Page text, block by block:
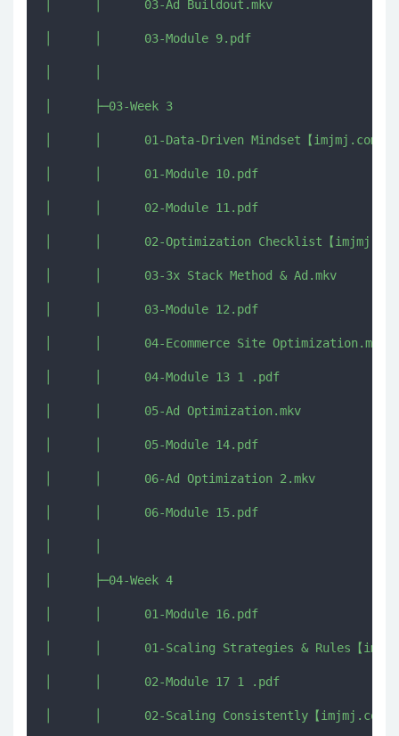
│      │      03-Ad Buildout.mkv
│      │      03-Module 9.pdf
│      ├─03-Week 3
│      │      01-Data-Driven Mindset【imjmj.com】
│      │      01-Module 10.pdf
│      │      02-Module 11.pdf
│      │      02-Optimization Checklist【imjmj.com
│      │      03-3x Stack Method & Ad.mkv
│      │      03-Module 12.pdf
│      │      04-Ecommerce Site Optimization.mkv
│      │      04-Module 13 1 .pdf
│      │      05-Ad Optimization.mkv
│      │      05-Module 14.pdf
│      │      06-Ad Optimization 2.mkv
│      │      06-Module 15.pdf
│      ├─04-Week 4
│      │      01-Module 16.pdf
│      │      01-Scaling Strategies & Rules【
│      │      02-Module 17 1 .pdf
│      │      02-Scaling Consistently【imjmj.com】